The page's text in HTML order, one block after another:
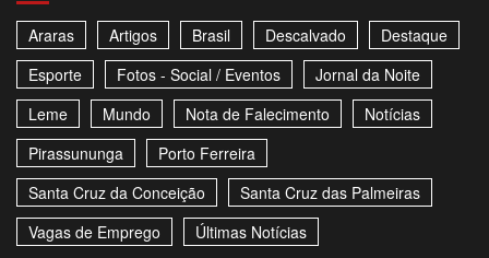
Araras Artigos Brasil Descalvado
Destaque
Esporte
Fotos - Social / Eventos
Jornal da Noite
Leme
Mundo Nota de Falecimento
Notícias
Pirassununga
Porto Ferreira
Santa Cruz da Conceição
Santa Cruz das Palmeiras
Vagas de Emprego
Últimas Notícias